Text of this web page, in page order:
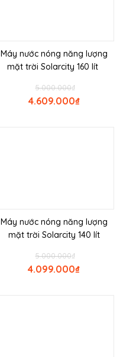
Máy nước nóng năng lượng
mặt trời Solarcity 160 lít
₫
5.000.000
₫
4.609.000
Máy nước nóng năng lượng
mặt trời Solarcity 140 lít
₫
5.000.000
₫
4.099.000